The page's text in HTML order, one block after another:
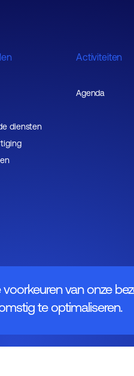
van onze
te optimaliseren.
diensten
Activiteiten
Agenda